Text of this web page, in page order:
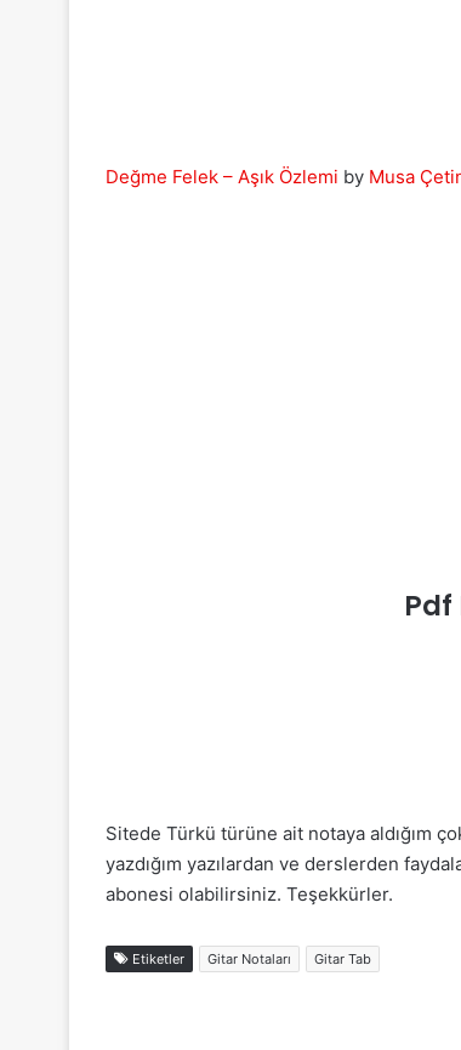
Değme Felek – Aşık Özlemi by Musa
Sitede Türkü türüne ait notaya aldığım
yazdığım yazılardan ve derslerden
abonesi olabilirsiniz. Teşekkürler.
Etiketler Gitar Notaları Gitar Tab